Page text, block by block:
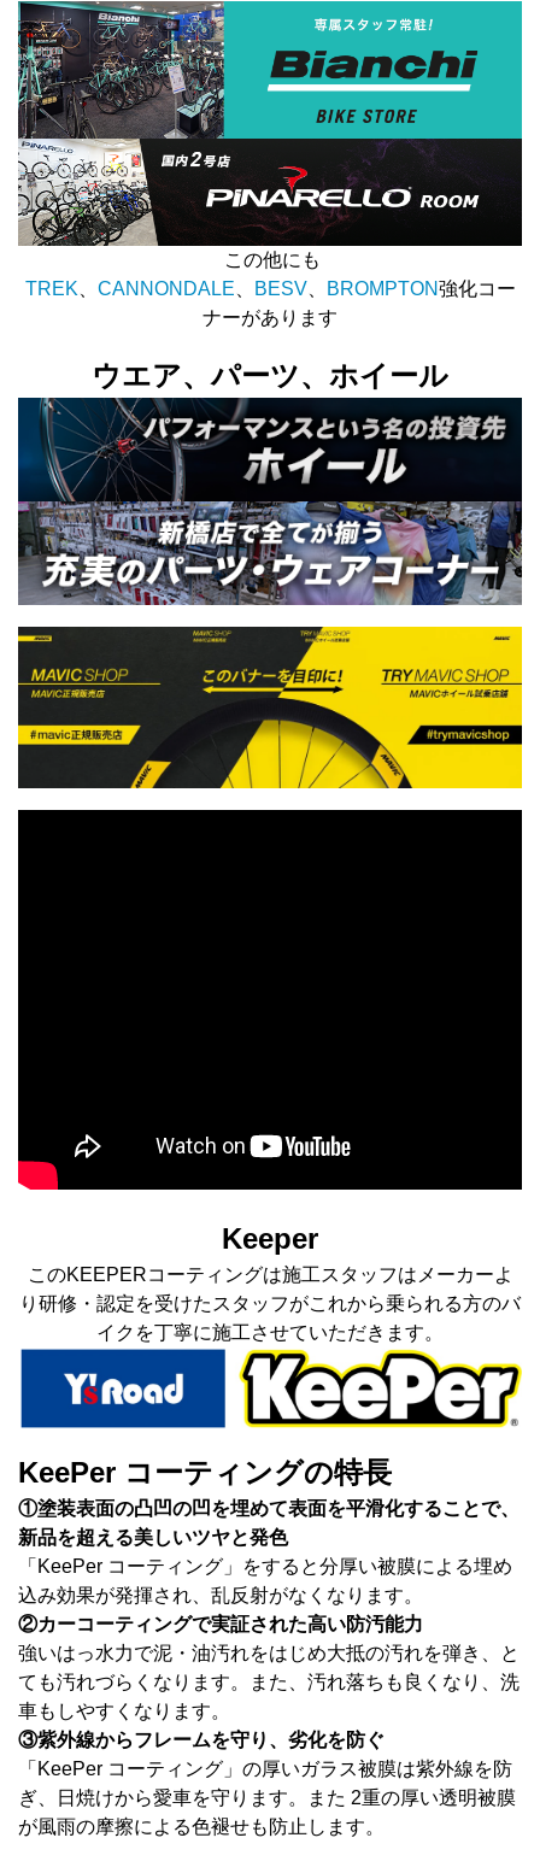
この他にも
TREK
CANNONDALE BESV、 BROMPTON強化コー
ナーがあります
ウエア、パーツ、ホイール
Keeper
このKEEPERコーティングは施工スタッフはメーカーよ
り研修・認定を受けたスタッフがこれから乗られる方のバ
イクを丁寧に施工させていただきます。
KeePer コーティングの特長
①塗装表面の凸凹の凹を埋めて表面を平滑化することで、
新品を超える美しいツヤと発色
「KeePer コーティング」をすると分厚い被膜による埋め
込み効果が発揮され、乱反射がなくなります。
②カーコーティングで実証された高い防汚能力
強いはっ水力で泥・油汚れをはじめ大抵の汚れを弾き、と
ても汚れづらくなります。また、汚れ落ちも良くなり、洗
車もしやすくなります。
③紫外線からフレームを守り、劣化を防ぐ
「KeePer コーティング」の厚いガラス被膜は紫外線を防
ぎ、日焼けから愛車を守ります。また 2重の厚い透明被膜
が風雨の摩擦による色褪せも防止します。